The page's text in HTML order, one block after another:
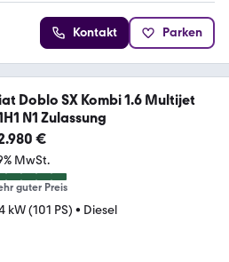
Kontakt Parken
Doblo SX Kombi 1.6 Multijet
N1 Zulassung
€
MwSt.
guter Preis
kW (101 PS) • Diesel